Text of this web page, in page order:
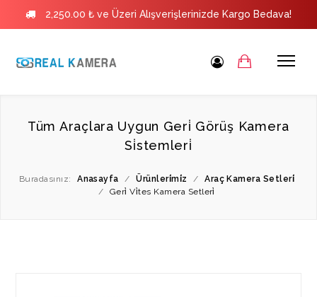
2,250.00 ₺ ve Üzeri Alışverişlerinizde Kargo Bedava!
Tüm Araçlara Uygun Geri̇ Görüş Kamera
Si̇stemleri̇
Buradasınız: Anasayfa / Ürünleri̇mi̇z /
Araç Kamera Setleri̇
/
Geri̇ Vi̇tes Kamera Setleri̇